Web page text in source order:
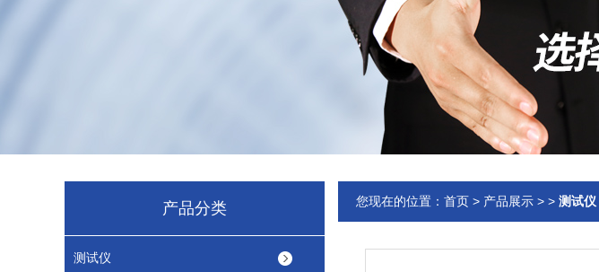
产品分类
测试仪
您现在的位置： 首页 > 产品展示 > > 测试仪